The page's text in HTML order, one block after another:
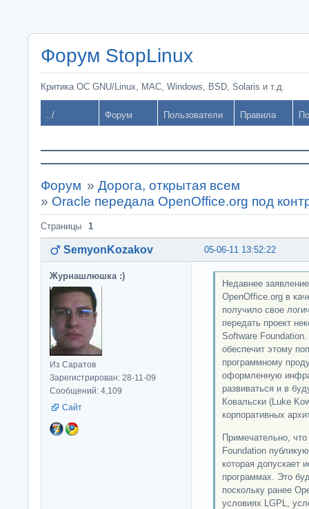
Форум StopLinux
Критика ОС GNU/Linux, MAC, Windows, BSD, Solaris и т.д.
../ Форум Пользователи Правила
Форум » Дорога, открытая всем
» Oracle передала OpenOffice.org под
Страницы 1
05-06-11 13:52:22
SemyonKozakov
Журнашлюшка :)
Из Саратов
Зарегистрирован: 28-11-09
Сообщений: 4,109
Сайт
Недавнее
OpenOffice.org в
получило свое
передать проект
Software
обеспечит этому
программному
оформленную
развиваться и в
Ковальски (Luke
корпоративных
Примечательно,
Foundation
которая допускает
программах. Это
поскольку ранее
условиях LGPL,